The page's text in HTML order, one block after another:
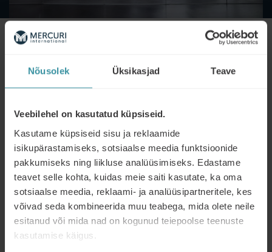
Nõusolek Üksikasjad Teave
Veebilehel on kasutatud küpsiseid.
Kasutame küpsiseid sisu ja reklaamide
isikupärastamiseks, sotsiaalse meedia funktsioonide
pakkumiseks ning liikluse analüüsimiseks. Edastame
teavet selle kohta, kuidas meie saiti kasutate, ka oma
sotsiaalse meedia, reklaami- ja analüüsipartneritele, kes
võivad seda kombineerida muu teabega, mida olete neile
esitanud või mida nad on kogunud teiepoolse teenuste
kasutamise käigus.
Eesmärgid ja tööviisid
Värskendada praktilisi ja teoreetilisi teadmisi ning
oskusteabest tegutsemise ja harjumusteni
Tõsta läbirääkimiste mõjusust ja tõhusust
Luua eeldused tulevaste edukate läbirääkimiste
nautimiseks
Loengud toimuvad klassiruumis ning vahelduvad
individuaal- ja rühmatöödega. Kursuse lõpus osaleja täidab
isikliku tegevusplaani kursusel õpitu baasil ja enda tööst
lähtuvalt. Koolituse täismahus läbinutele ja personaalse